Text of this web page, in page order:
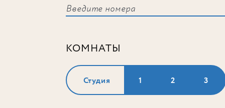
КОМНАТЫ
Студия 1 2 3